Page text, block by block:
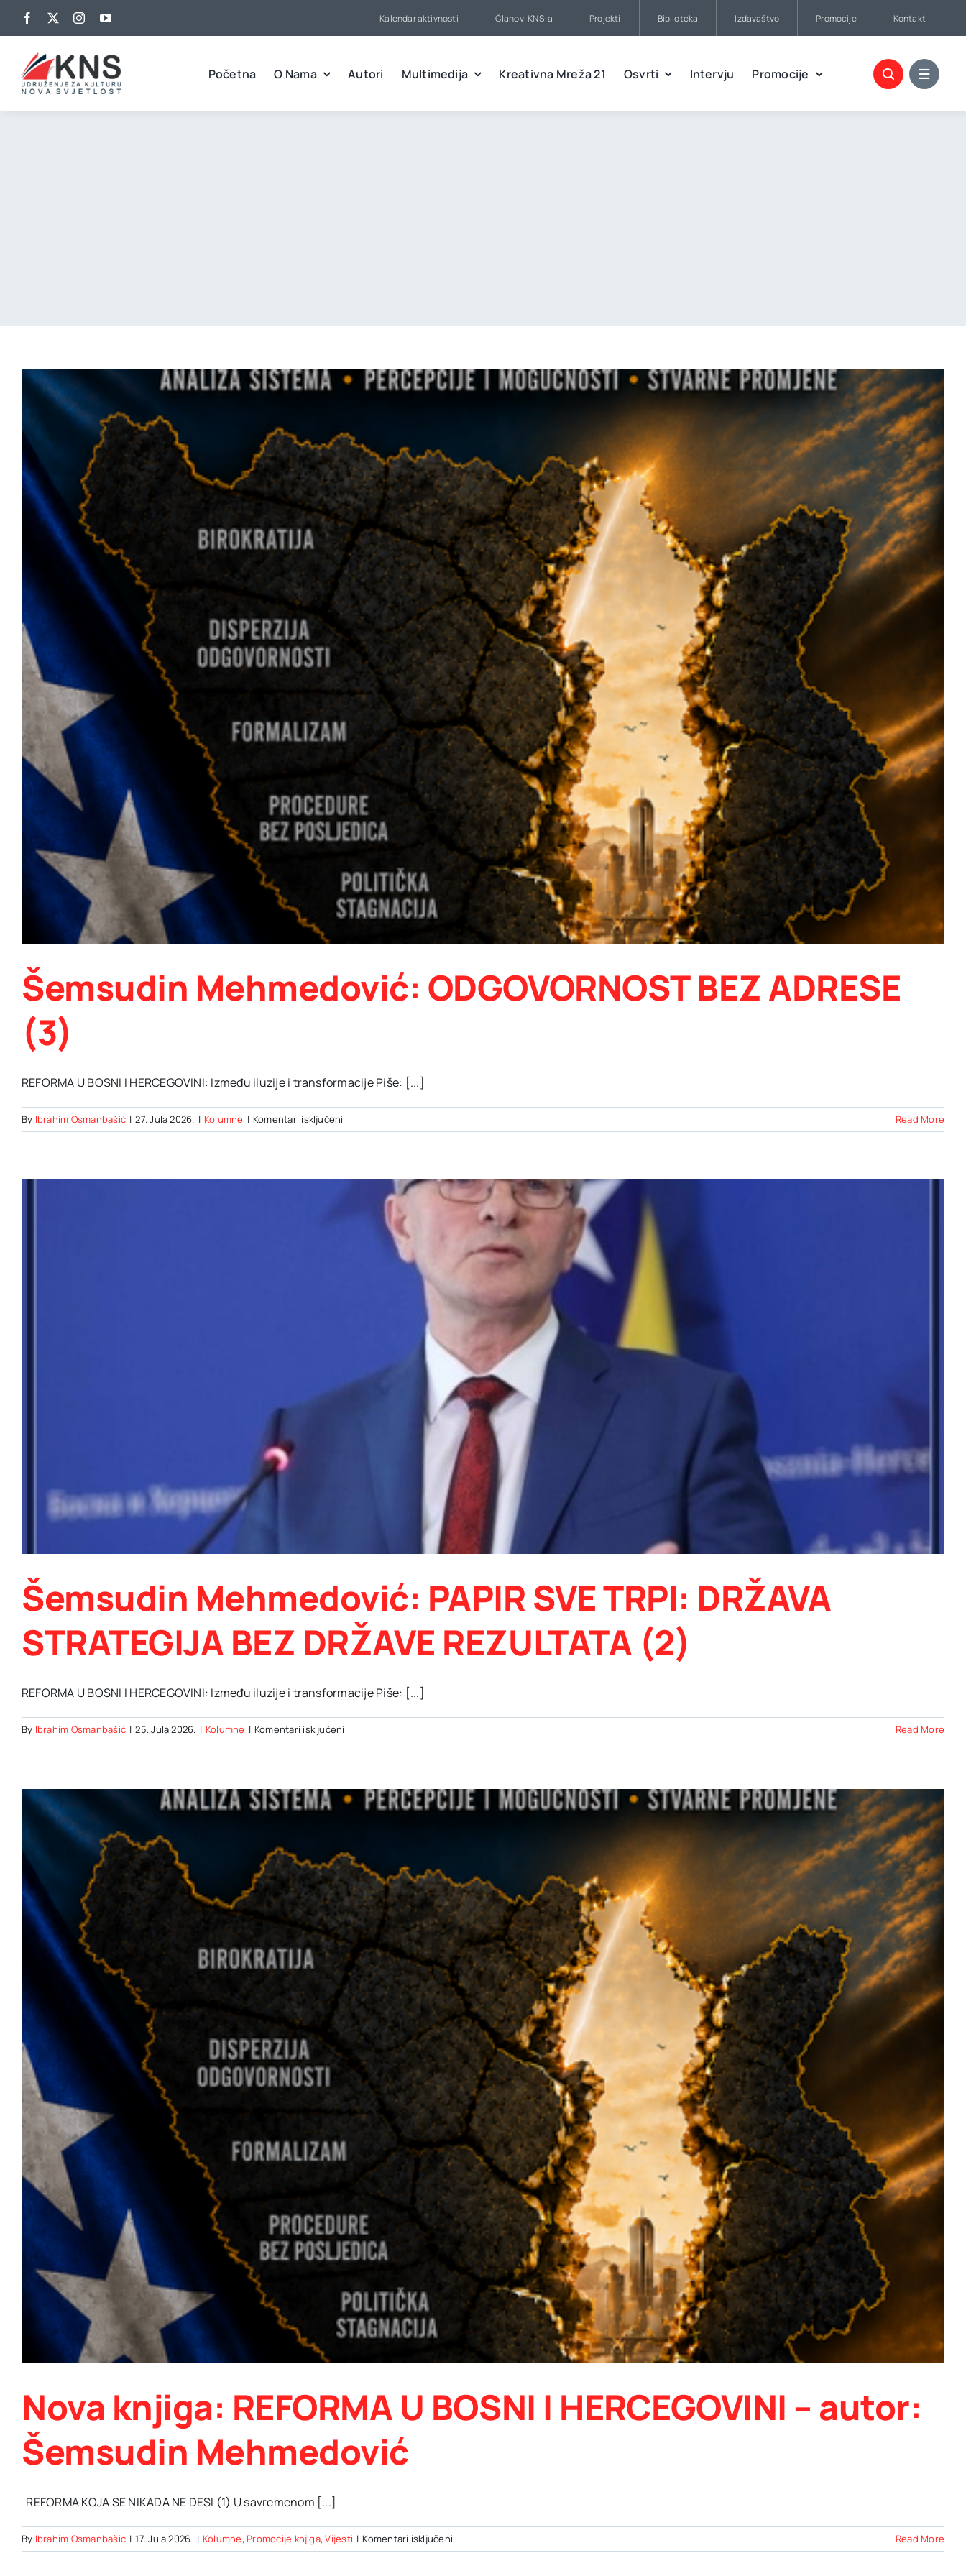
content
Kalendar aktivnosti Članovi KNS-a Projekti Biblioteka Izdavaštvo Promocije Kontakt
Početna O Nama Autori Multimedija Kreativna Mreža 21 Osvrti Intervju Promocije
Šemsudin Mehmedović: ODGOVORNOST BEZ ADRESE
(3)
REFORMA U BOSNI I HERCEGOVINI: Između iluzije i transformacije Piše: [...]
By Ibrahim Osmanbašić | 27. Jula 2026. | Kolumne | Komentari isključeni
Šemsudin
Read More
Šemsudin Mehmedović: PAPIR SVE TRPI: DRŽAVA
STRATEGIJA BEZ DRŽAVE REZULTATA (2)
REFORMA U BOSNI I HERCEGOVINI: Između iluzije i transformacije Piše: [...]
By Ibrahim Osmanbašić | 25. Jula 2026. | Kolumne | Komentari isključeni
Šemsudin
SVE
TRPI:
BEZ
DRŽAVE
REZULTATA
(2)
Read More
Nova knjiga: REFORMA U BOSNI I HERCEGOVINI – autor:
Šemsudin Mehmedović
REFORMA KOJA SE NIKADA NE DESI (1) U savremenom [...]
By Ibrahim Osmanbašić | 17. Jula 2026. | Kolumne, Promocije knjiga,Vijesti | Komentari isključeni
Nova
Read More